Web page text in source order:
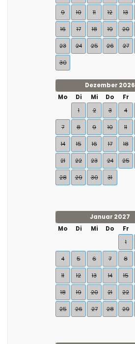
9 10 11 12 13
16 17 18 19 20
23 24 25 26 27
30
Dezember 2026
Mo
Di Mi Do Fr
1
2 3 4
7 8 9 10 11
14 15 16 17 18
21 22 23 24 25
28 29 30 31
Januar 2027
Mo
Di Mi Do Fr
1
4 5 6 7 8
11 12 13 14 15
18 19 20 21 22
25 26 27 28 29